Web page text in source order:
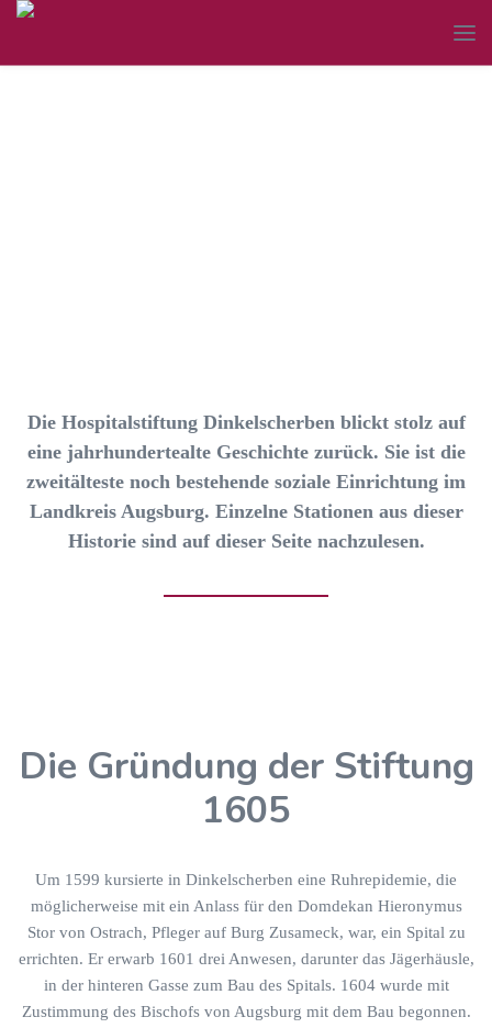
Die Hospitalstiftung Dinkelscherben blickt stolz auf
eine jahrhundertealte Geschichte zurück. Sie ist die
zweitälteste noch bestehende soziale Einrichtung im
Landkreis Augsburg. Einzelne Stationen aus dieser
Historie sind auf dieser Seite nachzulesen.
Die Gründung der Stiftung
1605
Um 1599 kursierte in Dinkelscherben eine Ruhrepidemie, die
möglicherweise mit ein Anlass für den Domdekan Hieronymus
Stor von Ostrach, Pfleger auf Burg Zusameck, war, ein Spital zu
errichten. Er erwarb 1601 drei Anwesen, darunter das Jägerhäusle,
in der hinteren Gasse zum Bau des Spitals. 1604 wurde mit
Zustimmung des Bischofs von Augsburg mit dem Bau begonnen.